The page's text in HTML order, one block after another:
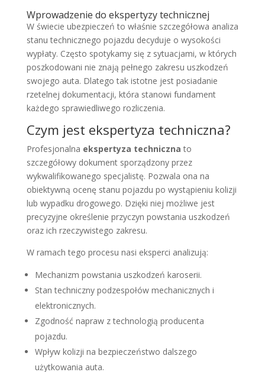
Wprowadzenie do ekspertyzy technicznej
W świecie ubezpieczeń to właśnie szczegółowa analiza
stanu technicznego pojazdu decyduje o wysokości
wypłaty. Często spotykamy się z sytuacjami, w których
poszkodowani nie znają pełnego zakresu uszkodzeń
swojego auta. Dlatego tak istotne jest posiadanie
rzetelnej dokumentacji, która stanowi fundament
każdego sprawiedliwego rozliczenia.
Czym jest ekspertyza techniczna?
Profesjonalna ekspertyza techniczna to
szczegółowy dokument sporządzony przez
wykwalifikowanego specjalistę. Pozwala ona na
obiektywną ocenę stanu pojazdu po wystąpieniu kolizji
lub wypadku drogowego. Dzięki niej możliwe jest
precyzyjne określenie przyczyn powstania uszkodzeń
oraz ich rzeczywistego zakresu.
W ramach tego procesu nasi eksperci analizują:
Mechanizm powstania uszkodzeń karoserii.
Stan techniczny podzespołów mechanicznych i
elektronicznych.
Zgodność napraw z technologią producenta
pojazdu.
Wpływ kolizji na bezpieczeństwo dalszego
użytkowania auta.